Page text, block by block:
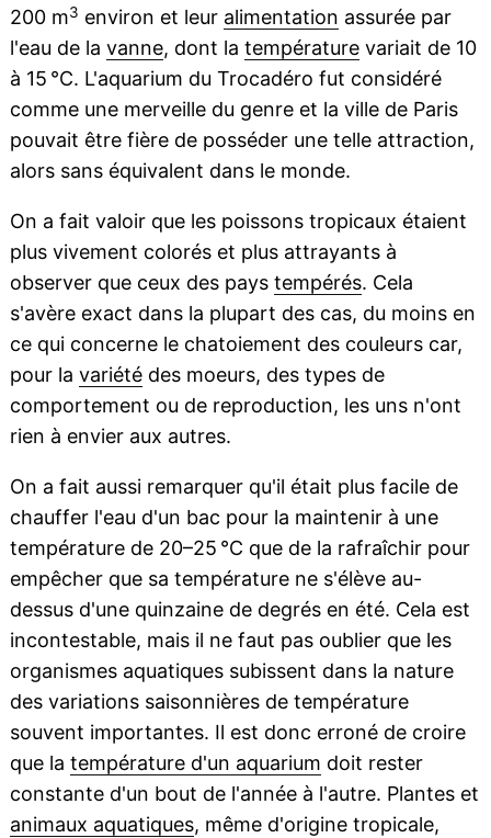
200 m3 environ et leur alimentation assurée par
l'eau de la vanne, dont la températurevariait de 10
à 15 °C. L'aquarium du Trocadéro fut considéré
comme une merveille du genre et la ville de Paris
pouvait être fière de posséder une telle attraction,
alors sans équivalent dans le monde.
On a fait valoir que les poissons tropicaux étaient
plus vivement colorés et plus attrayants à
observer que ceux des pays tempérés. Cela
s'avère exact dans la plupart des cas, du moins en
ce qui concerne le chatoiement des couleurs car,
pour la variétédes moeurs, des types de
comportement ou de reproduction, les uns n'ont
rien à envier aux autres.
On a fait aussi remarquer qu'il était plus facile de
chauffer l'eau d'un bac pour la maintenir à une
température de 20–25 °C que de la rafraîchir pour
empêcher que sa température ne s'élève au-
dessus d'une quinzaine de degrés en été. Cela est
incontestable, mais il ne faut pas oublier que les
organismes aquatiques subissent dans la nature
des variations saisonnières de température
souvent importantes. Il est donc erroné de croire
que la température d'un aquarium doit rester
constante d'un bout de l'année à l'autre. Plantes et
animaux aquatiques, même d'origine tropicale,